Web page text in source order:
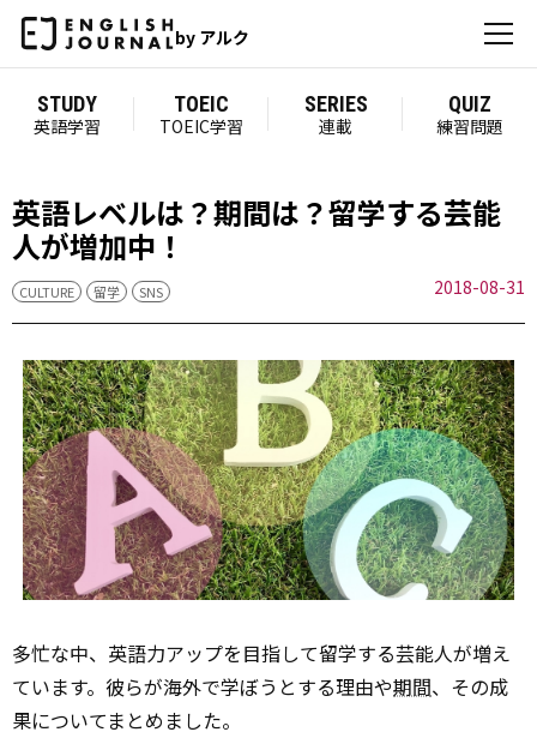
by アルク
STUDY
英語学習
TOEIC
TOEIC学習
SERIES
連載
QUIZ
練習問題
英語レベルは？期間は？留学する芸能
人が増加中！
CULTURE 留学 SNS 2018-08-31
多忙な中、英語力アップを目指して留学する芸能人が増え
ています。彼らが海外で学ぼうとする理由や期間、その成
果についてまとめました。